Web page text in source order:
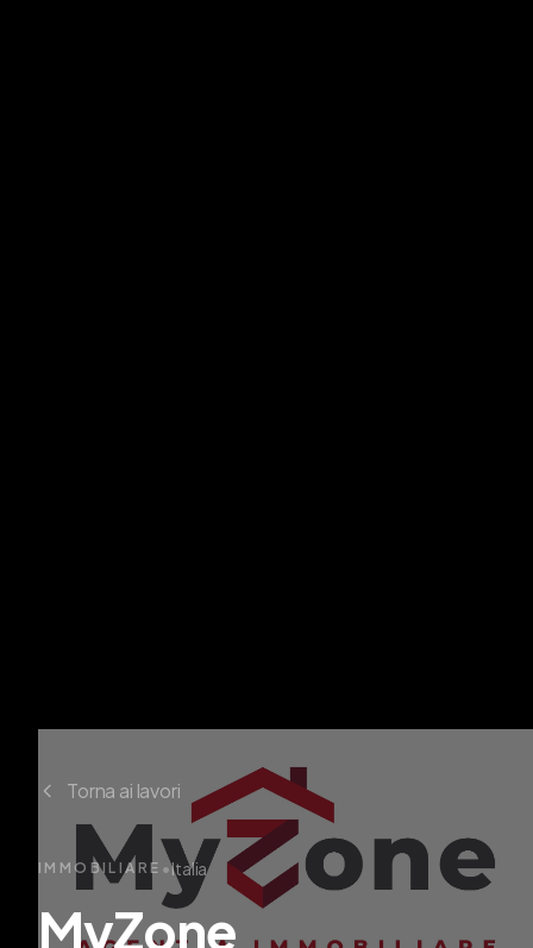
Torna ai lavori
IMMOBILIARE •Italia
MyZone